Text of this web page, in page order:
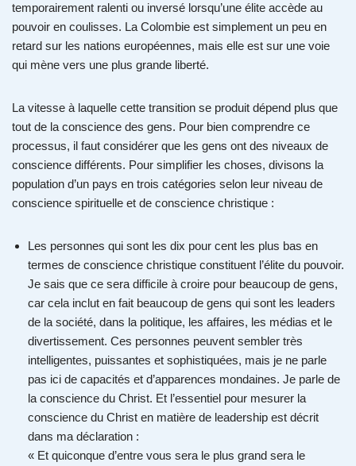
temporairement ralenti ou inversé lorsqu’une élite accède au
pouvoir en coulisses. La Colombie est simplement un peu en
retard sur les nations européennes, mais elle est sur une voie
qui mène vers une plus grande liberté.
La vitesse à laquelle cette transition se produit dépend plus que
tout de la conscience des gens. Pour bien comprendre ce
processus, il faut considérer que les gens ont des niveaux de
conscience différents. Pour simplifier les choses, divisons la
population d’un pays en trois catégories selon leur niveau de
conscience spirituelle et de conscience christique :
Les personnes qui sont les dix pour cent les plus bas en
termes de conscience christique constituent l’élite du pouvoir.
Je sais que ce sera difficile à croire pour beaucoup de gens,
car cela inclut en fait beaucoup de gens qui sont les leaders
de la société, dans la politique, les affaires, les médias et le
divertissement. Ces personnes peuvent sembler très
intelligentes, puissantes et sophistiquées, mais je ne parle
pas ici de capacités et d’apparences mondaines. Je parle de
la conscience du Christ. Et l’essentiel pour mesurer la
conscience du Christ en matière de leadership est décrit
dans ma déclaration :
« Et quiconque d’entre vous sera le plus grand sera le